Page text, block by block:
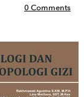
0 Comments